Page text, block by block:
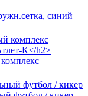
синий